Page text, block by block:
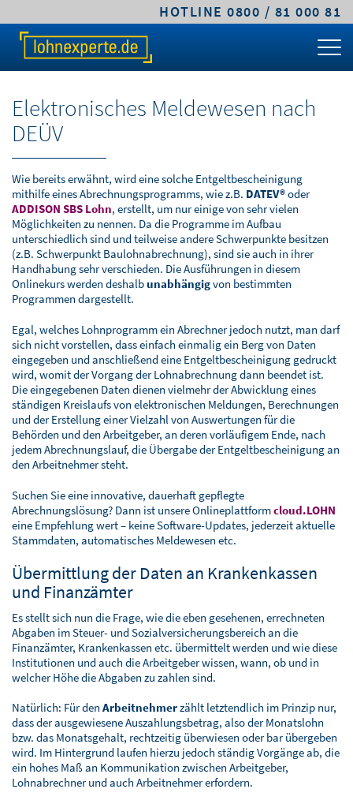
HOTLINE 0800 / 81 000 81
Elektronisches Meldewesen nach
DEÜV
Wie bereits erwähnt, wird eine solche Entgeltbescheinigung
mithilfe eines Abrechnungsprogramms, wie z.B. DATEV®oder
ADDISON SBS Lohn, erstellt, um nur einige von sehr vielen
Möglichkeiten zu nennen. Da die Programme im Aufbau
unterschiedlich sind und teilweise andere Schwerpunkte besitzen
(z.B. Schwerpunkt Baulohnabrechnung), sind sie auch in ihrer
Handhabung sehr verschieden. Die Ausführungen in diesem
Onlinekurs werden deshalbunabhängigvon bestimmten
Programmen dargestellt.
Egal, welches Lohnprogramm ein Abrechner jedoch nutzt, man darf
sich nicht vorstellen, dass einfach einmalig ein Berg von Daten
eingegeben und anschließend eine Entgeltbescheinigung gedruckt
wird, womit der Vorgang der Lohnabrechnung dann beendet ist.
Die eingegebenen Daten dienen vielmehr der Abwicklung eines
ständigen Kreislaufs von elektronischen Meldungen, Berechnungen
und der Erstellung einer Vielzahl von Auswertungen für die
Behörden und den Arbeitgeber, an deren vorläufigem Ende, nach
jedem Abrechnungslauf, die Übergabe der Entgeltbescheinigung an
den Arbeitnehmer steht.
Suchen Sie eine innovative, dauerhaft gepflegte
Abrechnungslösung? Dann ist unsere Onlineplattformcloud.LOHN
eine Empfehlung wert – keine Software-Updates, jederzeit aktuelle
Stammdaten, automatisches Meldewesen etc.
Übermittlung der Daten an Krankenkassen
und Finanzämter
Es stellt sich nun die Frage, wie die eben gesehenen, errechneten
Abgaben im Steuer- und Sozialversicherungsbereich an die
Finanzämter, Krankenkassen etc. übermittelt werden und wie diese
Institutionen und auch die Arbeitgeber wissen, wann, ob und in
welcher Höhe die Abgaben zu zahlen sind.
Natürlich: Für den Arbeitnehmerzählt letztendlich im Prinzip nur,
dass der ausgewiesene Auszahlungsbetrag, also der Monatslohn
bzw. das Monatsgehalt, rechtzeitig überwiesen oder bar übergeben
wird. Im Hintergrund laufen hierzu jedoch ständig Vorgänge ab, die
ein hohes Maß an Kommunikation zwischen Arbeitgeber,
Lohnabrechner und auch Arbeitnehmer erfordern.
TARIFE & LÖSUNGEN
PREIS-RECHNER
TARIFVERGLEICH
MITTELSTANDS- UND
GROSSUNTERNEHMEN
ÖFFENTLICHER DIENST / VERWALTUNG
STEUERBERATER & KANZLEIEN
BAULOHNABRECHNUNG FÜR
STEUERBERATER
SOFTWARELÖSUNGEN
KLEINE UND MITTLERE UNTERNEHMEN
CLASSIC.LOHN
COMFORT.LOHN
CLOUD.LOHN
MITTELSTANDS- UND GROSSUNTERNEHMEN
PREMIUM.LOHN
PREMIUM.SYSTEM
FACHWISSEN
GEHALTSRECHNER
ARBEITGEBERKOSTEN
UMLAGEPFLICHT
FRISTENRECHNER
PKW-SACHBEZUG
BLOG
ÜBER LOHNEXPERTE
LEISTUNGEN
ABLAUF & VORTEILE
DIGITALE LOHNABRECHNUNG
WARUM LOHNEXPERTE.DE?
AGB & TARIFE